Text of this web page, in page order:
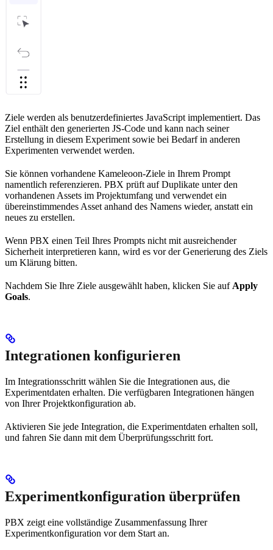
Ziele werden als benutzerdefiniertes JavaScript implementiert. Das
Ziel enthält den generierten JS-Code und kann nach seiner
Erstellung in diesem Experiment sowie bei Bedarf in anderen
Experimenten verwendet werden.
Sie können vorhandene Kameleoon-Ziele in Ihrem Prompt
namentlich referenzieren. PBX prüft auf Duplikate unter den
vorhandenen Assets im Projektumfang und verwendet ein
übereinstimmendes Asset anhand des Namens wieder, anstatt ein
neues zu erstellen.
Wenn PBX einen Teil Ihres Prompts nicht mit ausreichender
Sicherheit interpretieren kann, wird es vor der Generierung des Ziels
um Klärung bitten.
Nachdem Sie Ihre Ziele ausgewählt haben, klicken Sie aufApply
Goals.
Integrationen konfigurieren
Im Integrationsschritt wählen Sie die Integrationen aus, die
Experimentdaten erhalten. Die verfügbaren Integrationen hängen
von Ihrer Projektkonfiguration ab.
Aktivieren Sie jede Integration, die Experimentdaten erhalten soll,
und fahren Sie dann mit dem Überprüfungsschritt fort.
Experimentkonfiguration überprüfen
PBX zeigt eine vollständige Zusammenfassung Ihrer
Experimentkonfiguration vor dem Start an.